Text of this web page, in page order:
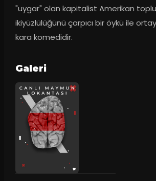
"uygar" olan kapitalist Amerikan
ikiyüzlülüğünü çarpıcı bir öykü ile
kara komedidir.
Galeri